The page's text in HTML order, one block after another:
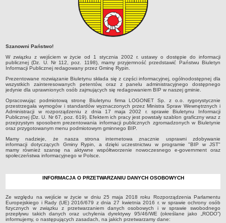
Związki i stowarzyszenia
Realizacja zadań publicznych
Rejestr zbiorów danych osobowych
Rejestr instytucji kultury
RODO Klauzule informacyjne
URZĄD GMINY
Tabela informacyjna
Czas pracy urzędu
Nr konta bankowego, NIP, REGON
Pracownicy urzędu - urząd gminy
Kompetencje referatów
Regulamin organizacyjny
Regulamin naboru na wolne stanowiska urzędnicze
Ogłoszenia o naborze na wolne stanowiska urzędnicze
Szanowni Państwo!
W związku z wejściem w życie od 1 stycznia 2002 r. ustawy o dostępie do informacji
publicznej (Dz. U. Nr 112, poz. 1198), mamy przyjemność przedstawić Państwu Biuletyn
Informacji Publicznej redagowany przez Gminę Rypin.
Prezentowane rozwiązanie Biuletynu składa się z części informacyjnej, ogólnodostępnej dla
wszystkich zainteresowanych petentów, oraz z panelu administracyjnego dostępnego
jedynie dla uprawnionych osób zajmujących się redagowaniem BIP w naszej gminie.
Opracowując podmiotową stronę Biuletynu firma LOGONET Sp. z o.o. rygorystycznie
przestrzegała wymogów i standardów wyznaczonych przez Ministra Spraw Wewnętrznych i
Administracji w rozporządzeniu z dnia 17 maja 2002 r. sprawie Biuletynu Informacji
Publicznej (Dz. U. Nr 67, poz. 619). Efektem ich pracy jest powstały szablon graficzny wraz z
przejrzystym sposobem prezentowania informacji publicznych zgromadzonych w Biuletynie
oraz przygotowanym menu podmiotowym gminnego BIP.
Mamy nadzieje, że nasza strona internetowa znacznie usprawni zdobywanie
informacji dotyczących Gminy Rypin, a dzięki uczestnictwu w programie "BIP w JST"
mamy również szansę na aktywne współtworzenie nowoczesnego e-government oraz
społeczeństwa informacyjnego w Polsce.
INFORMACJA O PRZETWARZANIU DANYCH OSOBOWYCH
Ze względu na wejście w życie w dniu 25 maja 2018 roku Rozporządzenia Parlamentu
Europejskiego i Rady (UE) 2016/679 z dnia 27 kwietnia 2016 r. w sprawie ochrony osób
fizycznych w związku z przetwarzaniem danych osobowych i w sprawie swobodnego
przepływu takich danych oraz uchylenia dyrektywy 95/46/WE (określane jako „RODO”)
informujemy, o następujących zasadach, na jakich przetwarzamy dane: